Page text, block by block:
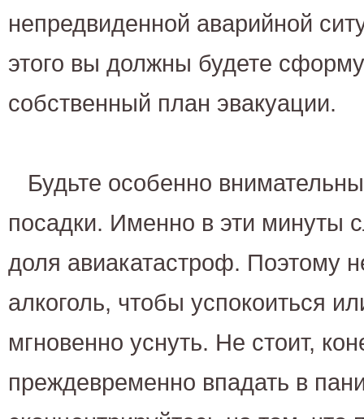
непредвиденной аварийной
этого вы должны будете
собственный план эвакуации.
Будьте особенно
посадки. Именно в эти минуты
доля авиакатастроф. Поэтому
алкоголь, чтобы успокоиться
мгновенно уснуть. Не стоит,
преждевременно впадать в